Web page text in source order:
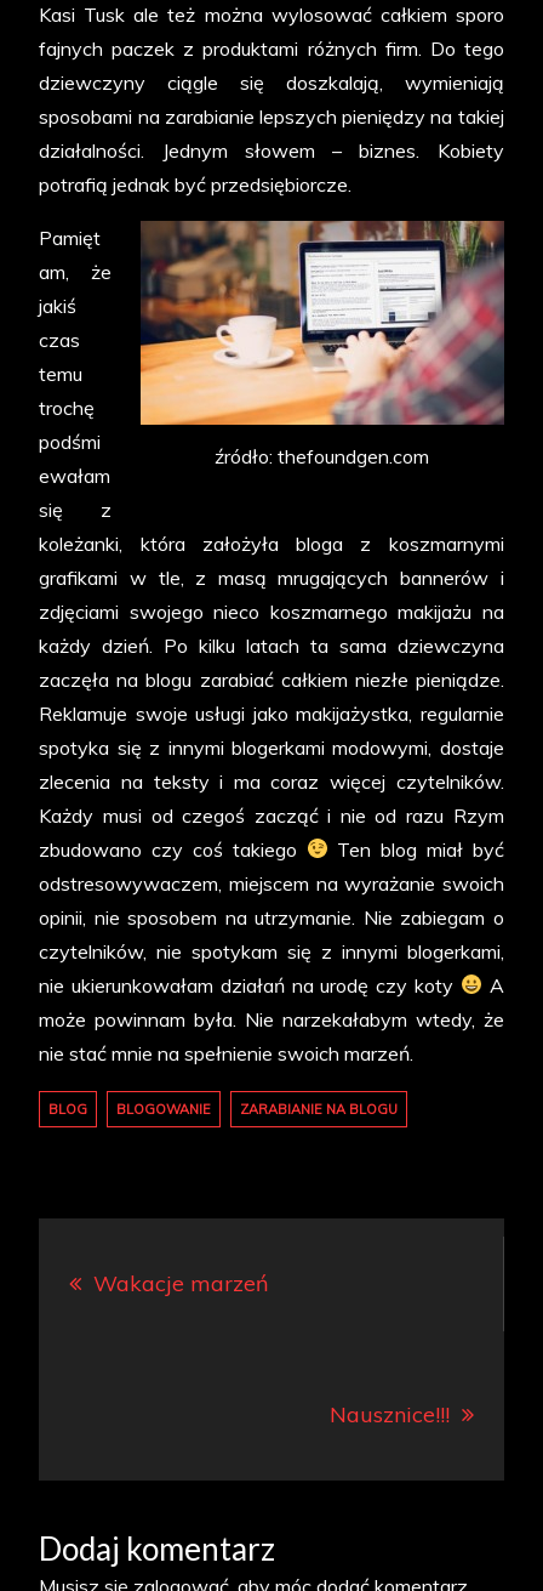
Kasi Tusk ale też można wylosować całkiem sporo
fajnych paczek z produktami różnych firm. Do tego
dziewczyny ciągle się doszkalają, wymieniają
sposobami na zarabianie lepszych pieniędzy na takiej
działalności. Jednym słowem – biznes. Kobiety
potrafią jednak być przedsiębiorcze.
źródło: thefoundgen.com
Pamięt
am, że
jakiś
czas
temu
trochę
podśmi
ewałam
się z
koleżanki, która założyła bloga z koszmarnymi
grafikami w tle, z masą mrugających bannerów i
zdjęciami swojego nieco koszmarnego makijażu na
każdy dzień. Po kilku latach ta sama dziewczyna
zaczęła na blogu zarabiać całkiem niezłe pieniądze.
Reklamuje swoje usługi jako makijażystka, regularnie
spotyka się z innymi blogerkami modowymi, dostaje
zlecenia na teksty i ma coraz więcej czytelników.
Każdy musi od czegoś zacząć i nie od razu Rzym
zbudowano czy coś takiego
Ten blog miał być
odstresowywaczem, miejscem na wyrażanie swoich
opinii, nie sposobem na utrzymanie. Nie zabiegam o
czytelników, nie spotykam się z innymi blogerkami,
nie ukierunkowałam działań na urodę czy koty
A
może powinnam była. Nie narzekałabym wtedy, że
nie stać mnie na spełnienie swoich marzeń.
BLOG BLOGOWANIE ZARABIANIE NA BLOGU
wpisu
Wakacje marzeń
Nausznice!!!
Dodaj komentarz
Musisz się zalogować , aby móc dodać komentarz.